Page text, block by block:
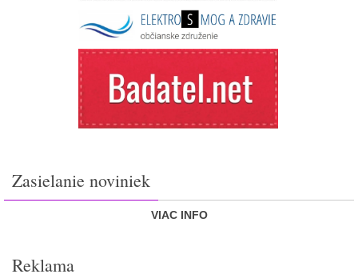
Zasielanie noviniek
VIAC INFO
Reklama